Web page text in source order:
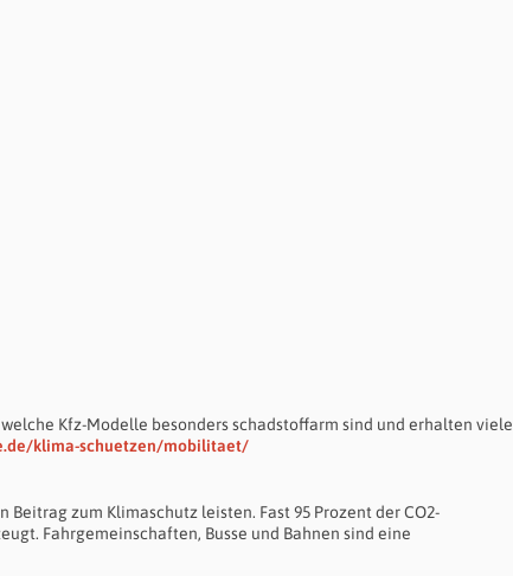
Kfz-Modelle besonders schadstoffarm sind und erhalten viele
klima-schuetzen/mobilitaet/
zum Klimaschutz leisten. Fast 95 Prozent der CO2-
Fahrgemeinschaften, Busse und Bahnen sind eine